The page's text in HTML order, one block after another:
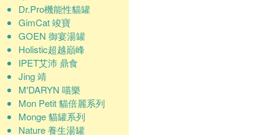
Dr.Pro機能性貓罐
GimCat 竣寶
GOEN 御宴湯罐
Holistic超越巔峰
IPET艾沛 鼎食
Jing 靖
M'DARYN 喵樂
Mon Petit 貓倍麗系列
Monge 貓罐系列
Nature 養生湯罐